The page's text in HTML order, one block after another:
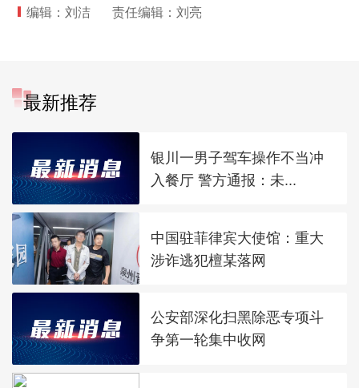
编辑：刘洁 责任编辑：刘亮
最新推荐
银川一男子驾车操作不当冲
入餐厅 警方通报：未...
中国驻菲律宾大使馆：重大
涉诈逃犯檀某落网
公安部深化扫黑除恶专项斗
争第一轮集中收网